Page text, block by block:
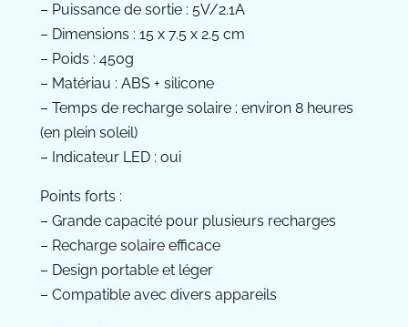
– Puissance de sortie : 5V/2.1A
– Dimensions : 15 x 7.5 x 2.5 cm
– Poids : 450g
– Matériau : ABS + silicone
– Temps de recharge solaire : environ 8 heures
(en plein soleil)
– Indicateur LED : oui
Points forts :
– Grande capacité pour plusieurs recharges
– Recharge solaire efficace
– Design portable et léger
– Compatible avec divers appareils